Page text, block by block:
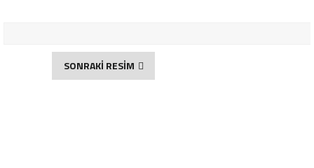
SONRAKİ RESİM